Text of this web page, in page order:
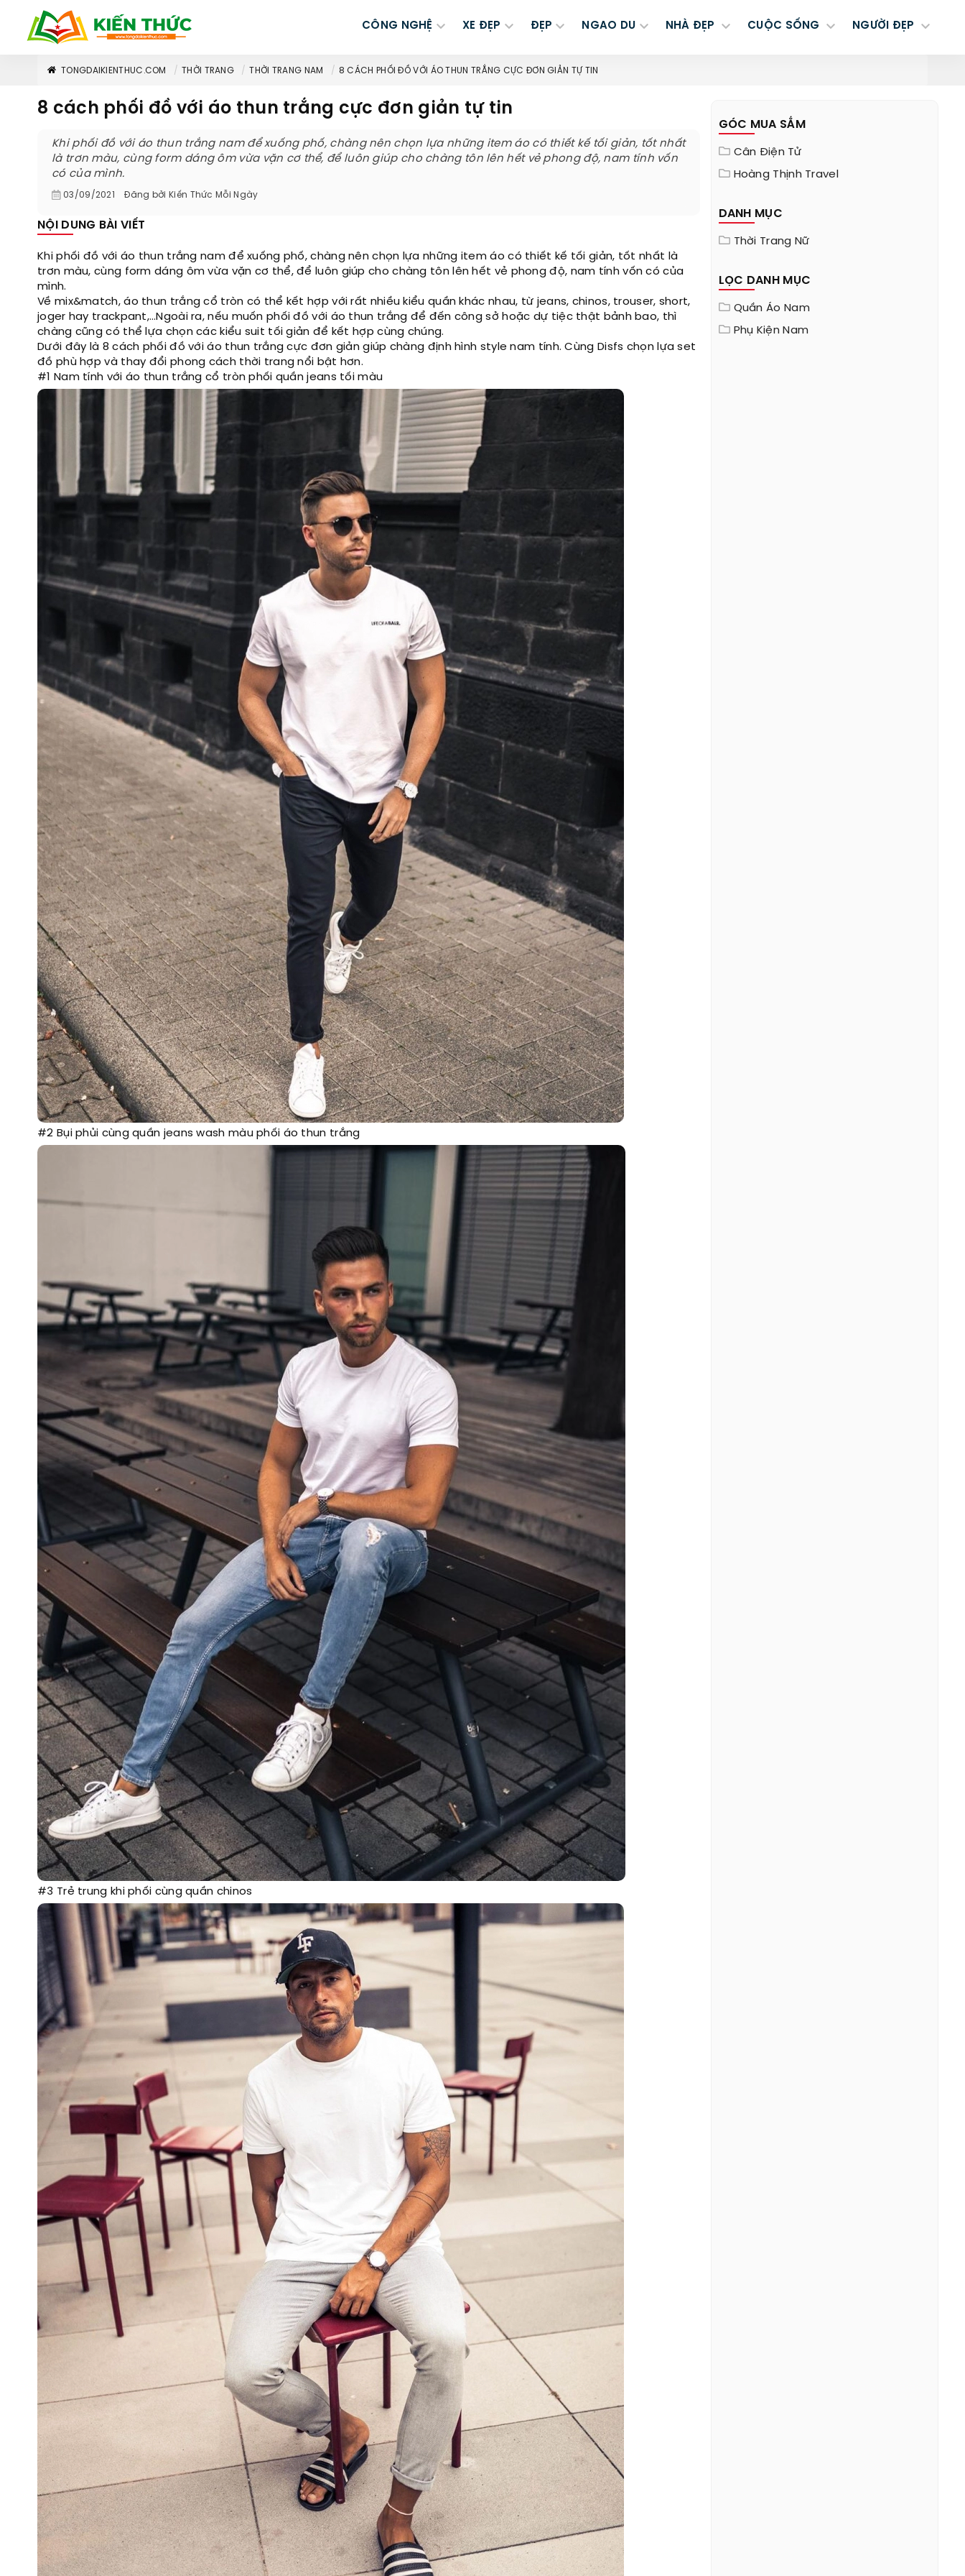
CÔNG NGHỆ XE ĐẸP ĐẸP NGAO DU NHÀ ĐẸP CUỘC SỐNG NGƯỜI ĐẸP
TONGDAIKIENTHUC.COM THỜI TRANG THỜI TRANG NAM 8 CÁCH PHỐI ĐỒ VỚI ÁO THUN TRẮNG CỰC ĐƠN GIẢN TỰ TIN
8 cách phối đồ với áo thun trắng cực đơn giản tự tin
Khi phối đồ với áo thun trắng nam để xuống phố, chàng nên chọn lựa những item áo có thiết kế tối giản, tốt nhất
là trơn màu, cùng form dáng ôm vừa vặn cơ thể, để luôn giúp cho chàng tôn lên hết vẻ phong độ, nam tính vốn
có của mình.
03/09/2021 Đăng bởi Kiến Thức Mỗi Ngày
NỘI DUNG BÀI VIẾT
Khi phối đồ với áo thun trắng nam để xuống phố, chàng nên chọn lựa những item áo có thiết kế tối giản, tốt nhất là
trơn màu, cùng form dáng ôm vừa vặn cơ thể, để luôn giúp cho chàng tôn lên hết vẻ phong độ, nam tính vốn có của
mình.
Về mix&match, áo thun trắng cổ tròn có thể kết hợp với rất nhiều kiểu quần khác nhau, từ jeans, chinos, trouser, short,
joger hay trackpant,…Ngoài ra, nếu muốn phối đồ với áo thun trắng để đến công sở hoặc dự tiệc thật bảnh bao, thì
chàng cũng có thể lựa chọn các kiểu suit tối giản để kết hợp cùng chúng.
Dưới đây là 8 cách phối đồ với áo thun trắng cực đơn giản giúp chàng định hình style nam tính. Cùng Disfs chọn lựa set
đồ phù hợp và thay đổi phong cách thời trang nổi bật hơn.
#1 Nam tính với áo thun trắng cổ tròn phối quần jeans tối màu
#2 Bụi phủi cùng quần jeans wash màu phối áo thun trắng
#3 Trẻ trung khi phối cùng quần chinos
GÓC MUA SẮM
Cân Điện Tử
Hoàng Thịnh Travel
DANH MỤC
Thời Trang Nữ
LỌC DANH MỤC
Quần Áo Nam
Phụ Kiện Nam